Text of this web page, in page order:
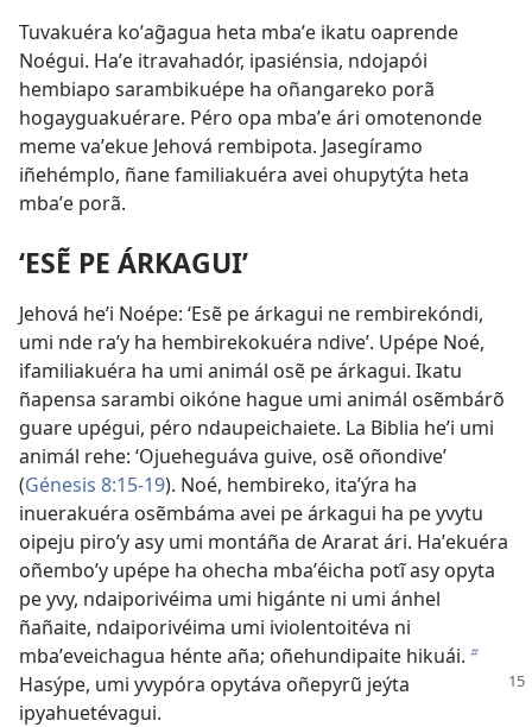
Tuvakuéra koʼag̃agua heta mbaʼe ikatu oaprende
Noégui. Haʼe itravahadór, ipasiénsia, ndojapói
hembiapo sarambikuépe ha oñangareko porã
hogayguakuérare. Péro opa mbaʼe ári omotenonde
meme vaʼekue Jehová rembipota. Jasegíramo
iñehémplo, ñane familiakuéra avei ohupytýta heta
mbaʼe porã.
‘ESẼ PE ÁRKAGUI’
Jehová heʼi Noépe: ‘Esẽ pe árkagui ne rembirekóndi,
umi nde raʼy ha hembirekokuéra ndive’. Upépe Noé,
ifamiliakuéra ha umi animál osẽ pe árkagui. Ikatu
ñapensa sarambi oikóne hague umi animál osẽmbárõ
guare upégui, péro ndaupeichaiete. La Biblia heʼi umi
animál rehe: ‘Ojueheguáva guive, osẽ oñondive’
(Génesis 8:15-19). Noé, hembireko, itaʼýra ha
inuerakuéra osẽmbáma avei pe árkagui ha pe yvytu
oipeju piroʼy asy umi montáña de Ararat ári. Haʼekuéra
oñemboʼy upépe ha ohecha mbaʼéicha potĩ asy opyta
pe yvy, ndaiporivéima umi higánte ni umi ánhel
ñañaite, ndaiporivéima umi iviolentoitéva ni
mbaʼeveichagua hénte aña; oñehundipaite hikuái. b
Hasýpe, umi yvypóra opytáva oñepyrũ jeýta
ipyahuetévagui.